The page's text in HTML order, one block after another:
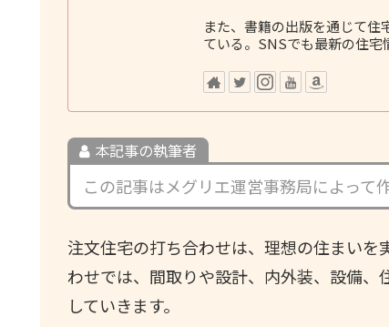
また、書籍の出版を通じて
ている。SNSでも最新の住宅
本記事の執筆者
この記事はメグリエ運営事務局によって
注文住宅の打ち合わせは、理想の住まい
わせでは、間取りや設計、内外装、設備
していきます。